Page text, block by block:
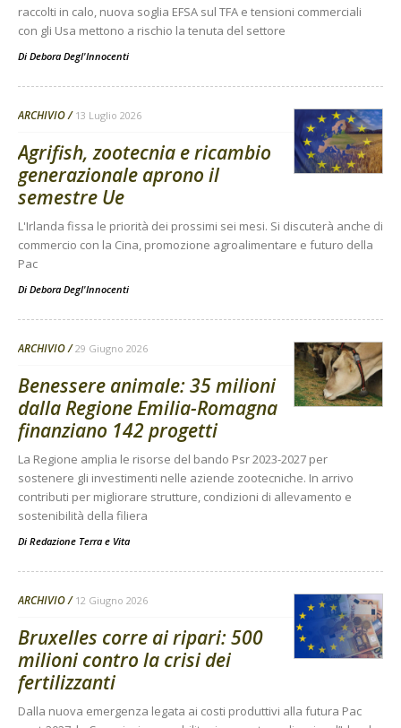
raccolti in calo, nuova soglia EFSA sul TFA e tensioni commerciali
con gli Usa mettono a rischio la tenuta del settore
Di Debora Degl'Innocenti
ARCHIVIO 13 Luglio 2026
Agrifish, zootecnia e ricambio
generazionale aprono il
semestre Ue
L'Irlanda fissa le priorità dei prossimi sei mesi. Si discuterà anche di
commercio con la Cina, promozione agroalimentare e futuro della
Pac
Di Debora Degl'Innocenti
ARCHIVIO 29 Giugno 2026
Benessere animale: 35 milioni
dalla Regione Emilia-Romagna
finanziano 142 progetti
La Regione amplia le risorse del bando Psr 2023-2027 per
sostenere gli investimenti nelle aziende zootecniche. In arrivo
contributi per migliorare strutture, condizioni di allevamento e
sostenibilità della filiera
Di Redazione Terra e Vita
ARCHIVIO 12 Giugno 2026
Bruxelles corre ai ripari: 500
milioni contro la crisi dei
fertilizzanti
Dalla nuova emergenza legata ai costi produttivi alla futura Pac